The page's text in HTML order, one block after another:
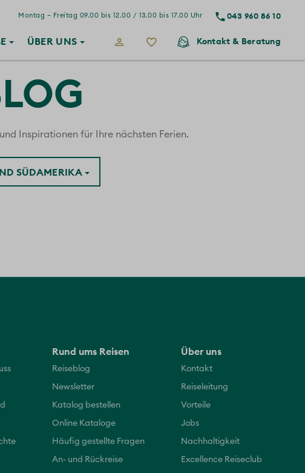
043 960 86 10
Montag – Freitag 09.00 bis 12.00 / 13.00 bis 17.00 Uhr
ÜBER UNS Kontakt & Beratung
Inspirationen für Ihre nächsten Ferien.
SÜDAMERIKA
Rund ums Reisen
Reiseblog
Newsletter
Katalog bestellen
Online Kataloge
Häufig gestellte Fragen
An- und Rückreise
Über uns
Kontakt
Reiseleitung
Vorteile
Jobs
Nachhaltigkeit
Excellence Reiseclub